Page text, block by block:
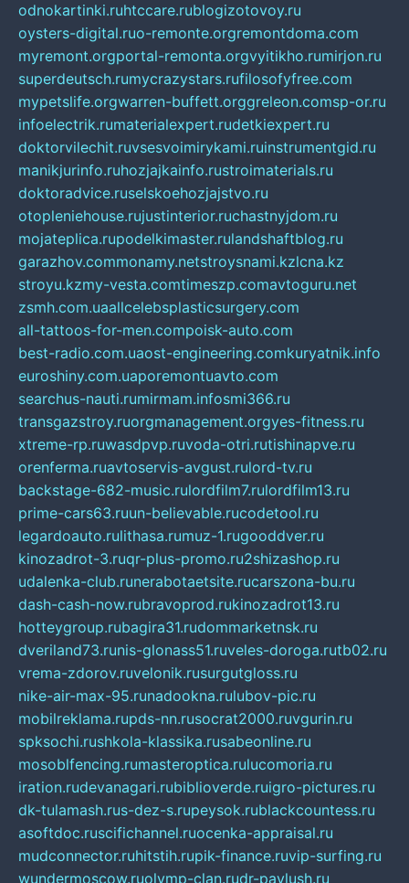
odnokartinki.ruhtccare.rublogizotovoy.ru
oysters-digital.ruo-remonte.orgremontdoma.com
myremont.orgportal-remonta.orgvyitikho.rumirjon.ru
superdeutsch.rumycrazystars.rufilosofyfree.com
mypetslife.orgwarren-buffett.orggreleon.comsp-or.ru
infoelectrik.rumaterialexpert.rudetkiexpert.ru
doktorvilechit.ruvsesvoimirykami.ruinstrumentgid.ru
manikjurinfo.ruhozjajkainfo.rustroimaterials.ru
doktoradvice.ruselskoehozjajstvo.ru
otopleniehouse.rujustinterior.ruchastnyjdom.ru
mojateplica.rupodelkimaster.rulandshaftblog.ru
garazhov.commonamy.netstroysnami.kzlcna.kz
stroyu.kzmy-vesta.comtimeszp.comavtoguru.net
zsmh.com.uaallcelebsplasticsurgery.com
all-tattoos-for-men.compoisk-auto.com
best-radio.com.uaost-engineering.comkuryatnik.info
euroshiny.com.uaporemontuavto.com
searchus-nauti.rumirmam.infosmi366.ru
transgazstroy.ruorgmanagement.orgyes-fitness.ru
xtreme-rp.ruwasdpvp.ruvoda-otri.rutishinapve.ru
orenferma.ruavtoservis-avgust.rulord-tv.ru
backstage-682-music.rulordfilm7.rulordfilm13.ru
prime-cars63.ruun-believable.rucodetool.ru
legardoauto.rulithasa.rumuz-1.rugooddver.ru
kinozadrot-3.ruqr-plus-promo.ru2shizashop.ru
udalenka-club.runerabotaetsite.rucarszona-bu.ru
dash-cash-now.rubravoprod.rukinozadrot13.ru
hotteygroup.rubagira31.rudommarketnsk.ru
dveriland73.runis-glonass51.ruveles-doroga.rutb02.ru
vrema-zdorov.ruvelonik.rusurgutgloss.ru
nike-air-max-95.runadookna.rulubov-pic.ru
mobilreklama.rupds-nn.rusocrat2000.ruvgurin.ru
spksochi.rushkola-klassika.rusabeonline.ru
mosoblfencing.rumasteroptica.rulucomoria.ru
iration.rudevanagari.rubiblioverde.ruigro-pictures.ru
dk-tulamash.rus-dez-s.rupeysok.rublackcountess.ru
asoftdoc.ruscifichannel.ruocenka-appraisal.ru
mudconnector.ruhitstih.rupik-finance.ruvip-surfing.ru
wundermoscow.ruolymp-clan.rudr-pavlush.ru